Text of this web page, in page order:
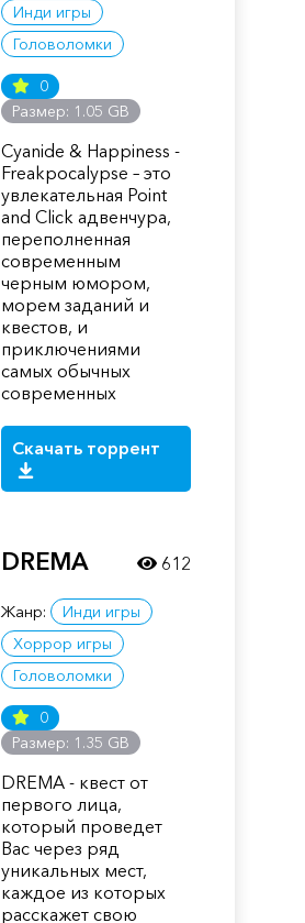
Инди игры
Головоломки
0
Размер: 1.05 GB
Cyanide & Happiness -
Freakpocalypse – это
увлекательная Point
and Click адвенчура,
переполненная
современным
черным юмором,
морем заданий и
квестов, и
приключениями
самых обычных
современных
Скачать торрент
DREMA
Жанр:
Инди игры
Хоррор игры
Головоломки
0
Размер: 1.35 GB
DREMA - квест от
первого лица,
который проведет
Вас через ряд
уникальных мест,
каждое из которых
расскажет свою
612